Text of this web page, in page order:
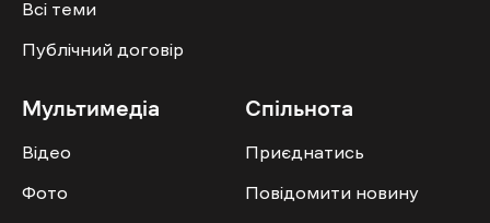
Всі теми
Публічний договір
Мультимедіа
Відео
Фото
Спільнота
Приєднатись
Повідомити новину